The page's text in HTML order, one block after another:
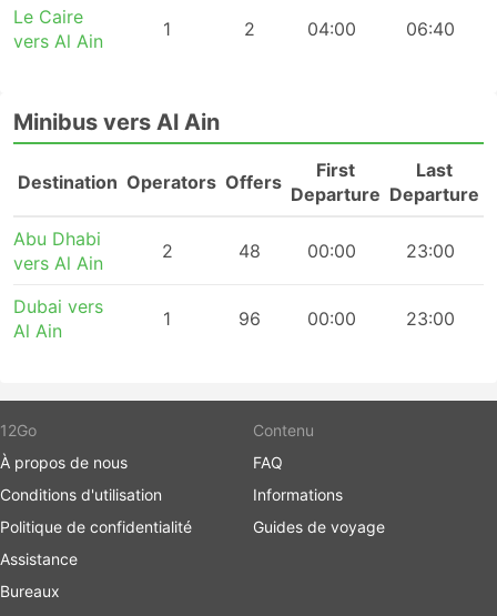
Le Caire
vers Al Ain
1 2 04:00 06:40
Minibus vers Al Ain
Destination Operators Offers
First
Departure
Last
Departure
Abu Dhabi
vers Al Ain
2 48 00:00 23:00
Dubai vers
Al Ain
1 96 00:00 23:00
12Go
À propos de nous
Conditions d'utilisation
Politique de confidentialité
Assistance
Bureaux
Contenu
FAQ
Informations
Guides de voyage